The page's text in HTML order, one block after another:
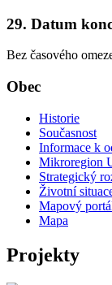
29. Datum
Bez časového
Obec
Historie
Současnost
Informace k
Mikroregion
Strategický
Životní
Mapový
Mapa
Projekty